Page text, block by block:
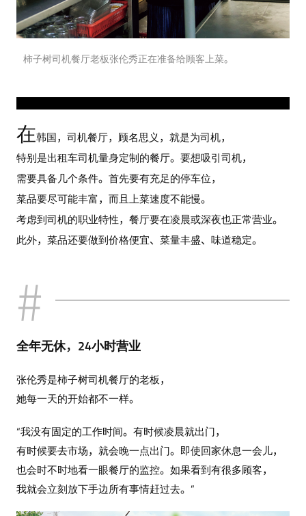
柿子树司机餐厅老板张伦秀正在准备给顾客上菜。
在韩国，司机餐厅，顾名思义，就是为司机，
特别是出租车司机量身定制的餐厅。要想吸引司机，
需要具备几个条件。首先要有充足的停车位，
菜品要尽可能丰富，而且上菜速度不能慢。
考虑到司机的职业特性，餐厅要在凌晨或深夜也正常营业。
此外，菜品还要做到价格便宜、菜量丰盛、味道稳定。
全年无休，24小时营业
张伦秀是柿子树司机餐厅的老板，
她每一天的开始都不一样。
“我没有固定的工作时间。有时候凌晨就出门，
有时候要去市场，就会晚一点出门。即使回家休息一会儿，
也会时不时地看一眼餐厅的监控。如果看到有很多顾客，
我就会立刻放下手边所有事情赶过去。”